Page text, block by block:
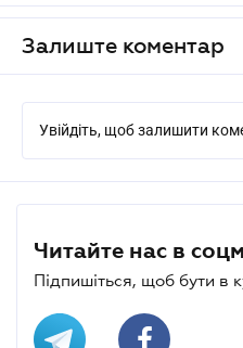
Залиште коментар
Увійдіть, щоб залишити
Читайте нас в
Підпишіться, щоб бути в